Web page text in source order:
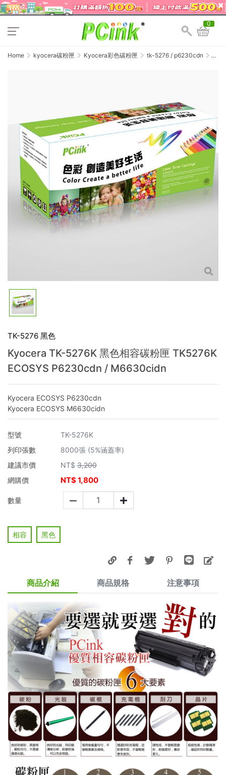
0
Home kyocera碳粉匣 Kyocera彩色碳粉匣
tk-5276 / p6230cdn
匣
TK-5276 黑色
Kyocera TK-5276K 黑色相容碳粉匣 TK5276K
ECOSYS P6230cdn / M6630cidn
Kyocera ECOSYS P6230cdn
Kyocera ECOSYS M6630cidn
型號
TK-5276K
列印張數
8000張 (5%涵蓋率)
建議市價
NT$ 3,200
網購價
NT$1,800
數量
相容 黑色
商品介紹 商品規格 注意事項